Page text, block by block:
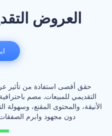
العروض
حقق أقصى استفادة من تأثير
التقديمي للمبيعات. مصم
الأنيقة، والمحتوى المقنع،
دون مجهود وابرم